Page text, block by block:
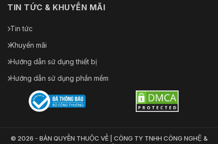
TIN TỨC & KHUYẾN MÃI
Tin tức
Khuyến mãi
Hướng dẫn sử dụng thiết bị
Hướng dẫn sử dụng phần mềm
© 2026 - BẢN QUYỀN THUỘC VỀ | CÔNG TY TNHH CÔNG NGHỆ &